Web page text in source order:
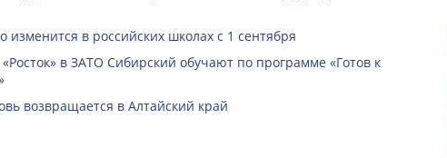
изменится в российских школах с 1 сентября
в ЗАТО Сибирский обучают по программе «Готов к
возвращается в Алтайский край